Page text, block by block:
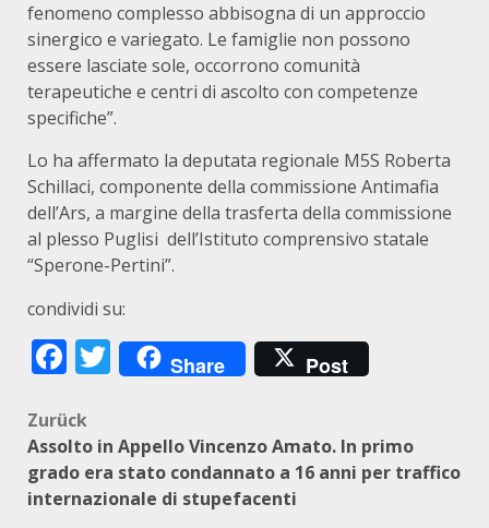
fenomeno complesso abbisogna di un approccio
sinergico e variegato. Le famiglie non possono
essere lasciate sole, occorrono comunità
terapeutiche e centri di ascolto con competenze
specifiche”.
Lo ha affermato la deputata regionale M5S Roberta
Schillaci, componente della commissione Antimafia
dell’Ars, a margine della trasferta della commissione
al plesso Puglisi dell’Istituto comprensivo statale
“Sperone-Pertini”.
condividi su:
Facebook
Twitter
Share Post
Beitragsnavigation
Zurück
Assolto in Appello Vincenzo Amato. In primo
grado era stato condannato a 16 anni per traffico
internazionale di stupefacenti